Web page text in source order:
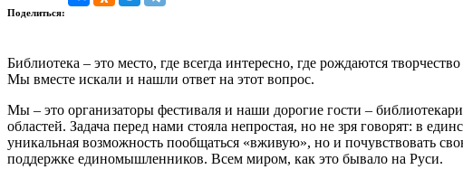
Поделиться:
Библиотека – это место, где всегда интересно, где рождаются
Мы вместе искали и нашли ответ на этот вопрос.
Мы – это организаторы фестиваля и наши дорогие гости –
областей. Задача перед нами стояла непростая, но не зря говорят: в
уникальная возможность пообщаться «вживую», но и почувствовать
поддержке единомышленников. Всем миром, как это бывало на Руси.